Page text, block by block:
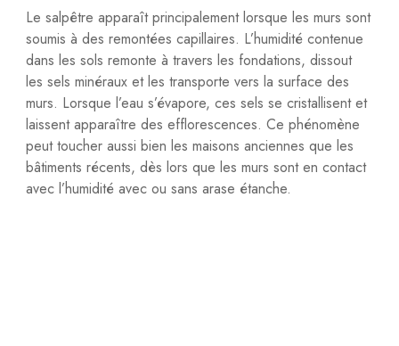
Le salpêtre apparaît principalement lorsque les murs sont
soumis à des remontées capillaires. L’humidité contenue
dans les sols remonte à travers les fondations, dissout
les sels minéraux et les transporte vers la surface des
murs. Lorsque l’eau s’évapore, ces sels se cristallisent et
laissent apparaître des efflorescences. Ce phénomène
peut toucher aussi bien les maisons anciennes que les
bâtiments récents, dès lors que les murs sont en contact
avec l’humidité avec ou sans arase étanche.